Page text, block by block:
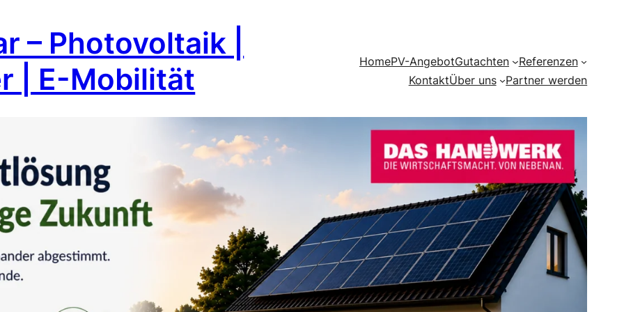
– Photovoltaik |
| E-Mobilität
HomePV-AngebotGutachten
Referenzen
KontaktÜber uns Partner werden